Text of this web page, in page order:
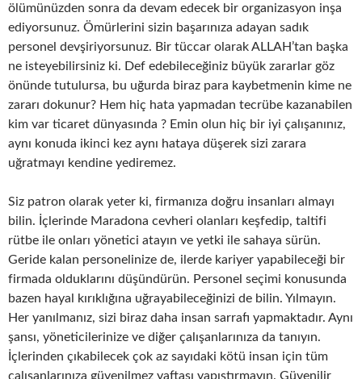
ölümünüzden sonra da devam edecek bir organizasyon inşa
ediyorsunuz. Ömürlerini sizin başarınıza adayan sadık
personel devşiriyorsunuz. Bir tüccar olarak ALLAH’tan başka
ne isteyebilirsiniz ki. Def edebileceğiniz büyük zararlar göz
önünde tutulursa, bu uğurda biraz para kaybetmenin kime ne
zararı dokunur? Hem hiç hata yapmadan tecrübe kazanabilen
kim var ticaret dünyasında ? Emin olun hiç bir iyi çalışanınız,
aynı konuda ikinci kez aynı hataya düşerek sizi zarara
uğratmayı kendine yediremez.
Siz patron olarak yeter ki, firmanıza doğru insanları almayı
bilin. İçlerinde Maradona cevheri olanları keşfedip, taltifi
rütbe ile onları yönetici atayın ve yetki ile sahaya sürün.
Geride kalan personelinize de, ilerde kariyer yapabileceği bir
firmada olduklarını düşündürün. Personel seçimi konusunda
bazen hayal kırıklığına uğrayabileceğinizi de bilin. Yılmayın.
Her yanılmanız, sizi biraz daha insan sarrafı yapmaktadır. Aynı
şansı, yöneticilerinize ve diğer çalışanlarınıza da tanıyın.
İçlerinden çıkabilecek çok az sayıdaki kötü insan için tüm
çalışanlarınıza güvenilmez yaftası yapıştırmayın. Güvenilir